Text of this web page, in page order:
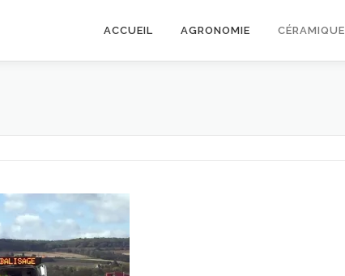
ACCUEIL AGRONOMIE CÉRAMIQUE